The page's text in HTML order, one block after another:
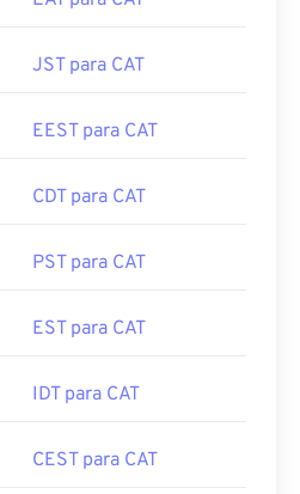
JST para CAT
EEST para CAT
CDT para CAT
PST para CAT
EST para CAT
IDT para CAT
CEST para CAT